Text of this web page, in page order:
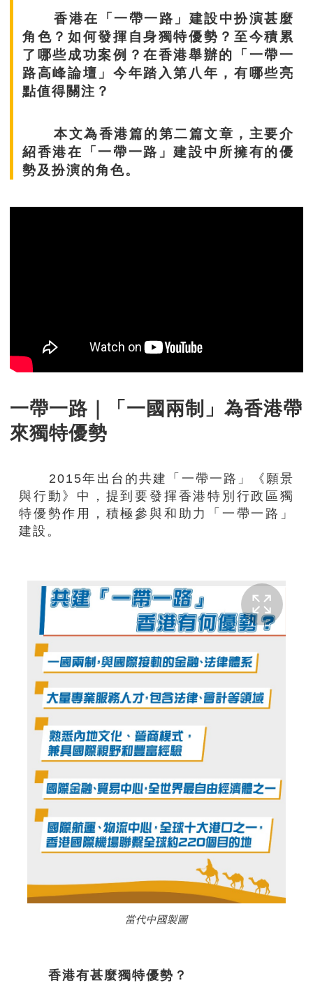
香港在「一帶一路」建設中扮演甚麼
角色？如何發揮自身獨特優勢？至今積累
了哪些成功案例？在香港舉辦的「一帶一
路高峰論壇」今年踏入第八年，有哪些亮
點值得關注？
本文為香港篇的第二篇文章，主要介
紹香港在「一帶一路」建設中所擁有的優
勢及扮演的角色。
一帶一路｜「一國兩制」為香港帶
來獨特優勢
2015年出台的共建「一帶一路」《願景
與行動》中，提到要發揮香港特別行政區獨
特優勢作用，積極參與和助力「一帶一路」
建設。
當代中國製圖
香港有甚麼獨特優勢？